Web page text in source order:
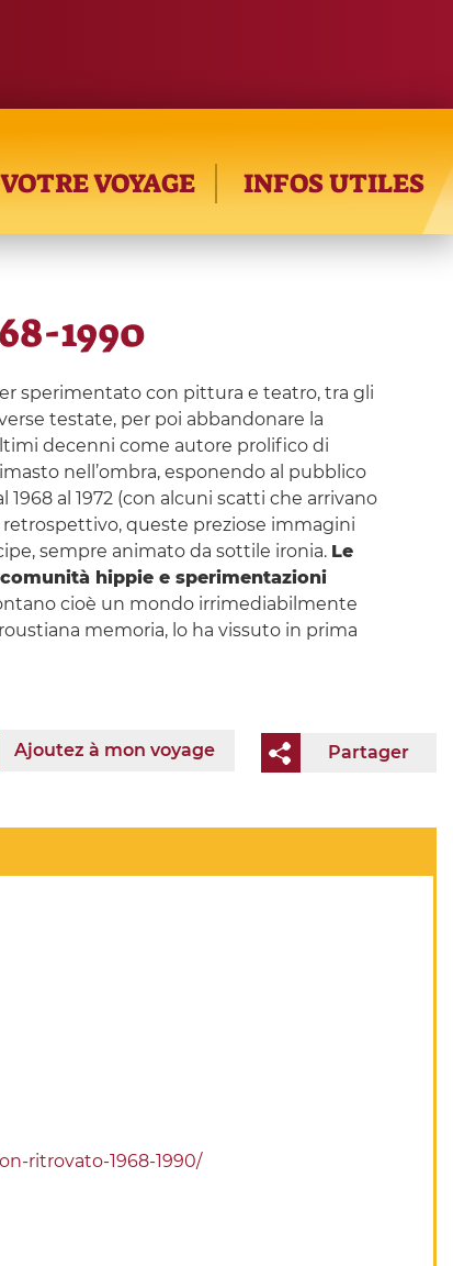
VOTRE VOYAGE INFOS UTILES
1990
sperimentato con pittura e teatro, tra gli
testate, per poi abbandonare la
decenni come autore prolifico di
nell’ombra, esponendo al pubblico
al 1972 (con alcuni scatti che arrivano
queste preziose immagini
sempre animato da sottile ironia. Le
hippie e sperimentazioni
cioè un mondo irrimediabilmente
memoria, lo ha vissuto in prima
Partager
Ajoutez à mon voyage
ritrovato-1968-1990/